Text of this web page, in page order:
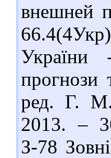
внешней
України
прогнози
ред. Г.
2013. –
З-78